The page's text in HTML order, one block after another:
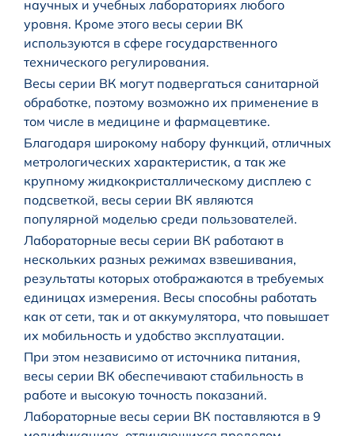
научных и учебных лабораториях любого
уровня. Кроме этого весы серии ВК
используются в сфере государственного
технического регулирования.
Весы серии ВК могут подвергаться санитарной
обработке, поэтому возможно их применение в
том числе в медицине и фармацевтике.
Благодаря широкому набору функций, отличных
метрологических характеристик, а так же
крупному жидкокристаллическому дисплею с
подсветкой, весы серии ВК являются
популярной моделью среди пользователей.
Лабораторные весы серии ВК работают в
нескольких разных режимах взвешивания,
результаты которых отображаются в требуемых
единицах измерения. Весы способны работать
как от сети, так и от аккумулятора, что повышает
их мобильность и удобство эксплуатации.
При этом независимо от источника питания,
весы серии ВК обеспечивают стабильность в
работе и высокую точность показаний.
Лабораторные весы серии ВК поставляются в 9